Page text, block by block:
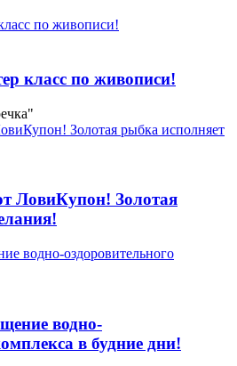
класс по живописи!
ЛовиКупон! Золотая
водно-
в будние дни!